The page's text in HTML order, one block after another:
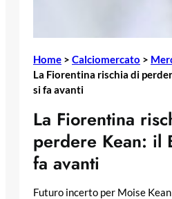
Home > Calciomercato >
La Fiorentina rischia di
si fa avanti
La Fiorentina
perdere Kean: il
fa avanti
Futuro incerto per Moise